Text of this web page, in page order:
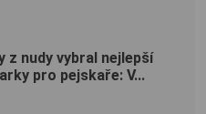
z nudy vybral nejlepší
pro pejskaře: V...